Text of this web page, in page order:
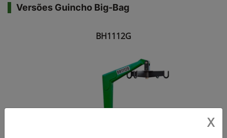
Versões Guincho Big-Bag
BH1112G
X